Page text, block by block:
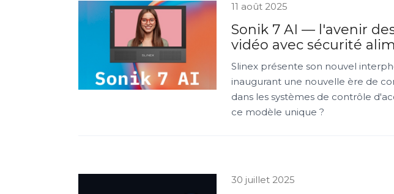
11 août 2025
Sonik 7 AI — l'avenir
vidéo avec sécurité
Slinex présente son nouvel
inaugurant une nouvelle ère de
dans les systèmes de contrôle
ce modèle unique ?
30 juillet 2025